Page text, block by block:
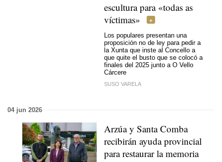
escultura para «todas as
víctimas»
Los populares presentan una
proposición no de ley para pedir a
la Xunta que inste al Concello a
que quite el busto que se colocó a
finales del 2025 junto a O Vello
Cárcere
SUSO VARELA
04 jun 2026
Arzúa y Santa Comba
recibirán ayuda provincial
para restaurar la memoria